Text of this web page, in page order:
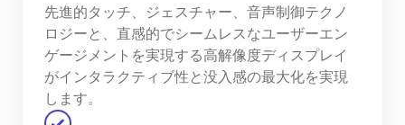
先進的タッチ、ジェスチャー、音声制御テクノ
ロジーと、直感的でシームレスなユーザーエン
ゲージメントを実現する高解像度ディスプレイ
がインタラクティブ性と没入感の最大化を実現
します。